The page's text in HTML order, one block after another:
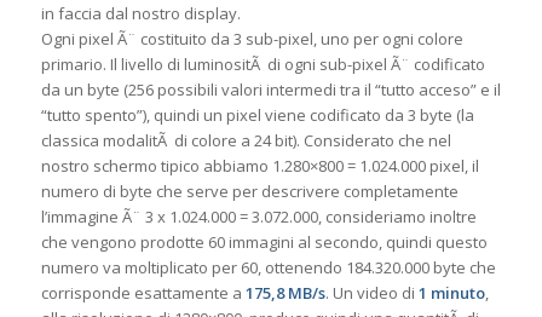
in faccia dal nostro display.
Ogni pixel Ã¨ costituito da 3 sub-pixel, uno per ogni colore
primario. Il livello di luminositÃ di ogni sub-pixel Ã¨ codificato
da un byte (256 possibili valori intermedi tra il “tutto acceso” e il
“tutto spento”), quindi un pixel viene codificato da 3 byte (la
classica modalitÃ di colore a 24 bit). Considerato che nel
nostro schermo tipico abbiamo 1.280×800 = 1.024.000 pixel, il
numero di byte che serve per descrivere completamente
l’immagine Ã¨ 3 x 1.024.000 = 3.072.000, consideriamo inoltre
che vengono prodotte 60 immagini al secondo, quindi questo
numero va moltiplicato per 60, ottenendo 184.320.000 byte che
corrisponde esattamente a 175,8 MB/s. Un video di 1 minuto,